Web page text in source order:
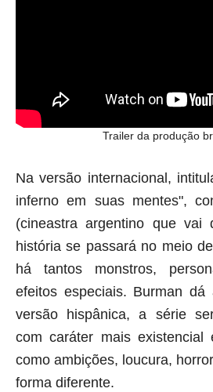
Trailer da produção
Na versão internacional,
inferno em suas mentes",
(cineastra argentino que vai
história se passará no meio
há tantos monstros,
efeitos especiais. Burman
versão hispânica, a série
com caráter mais
como ambições, loucura,
forma diferente.